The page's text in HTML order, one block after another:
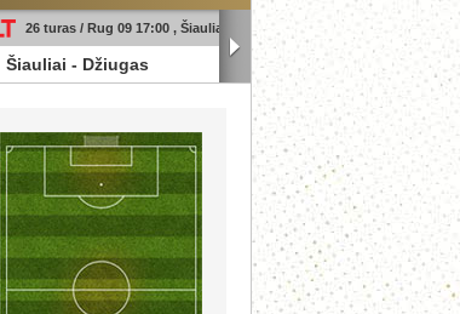
26 turas / Rug 09 17:00 , Šiauliai
Šiauliai - Džiugas
26 turas / Rug 09 18:45 ,
Banga Sūduva